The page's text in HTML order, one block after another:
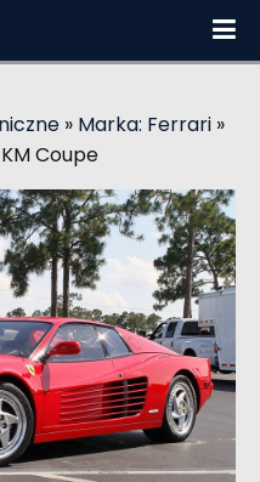
» Marka: Ferrari »
Coupe